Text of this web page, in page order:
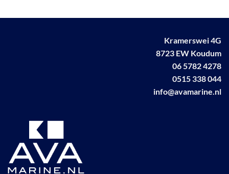
kan
Kramerswei 4G
8723 EW Koudum
06 5782 4278
0515 338 044
info@avamarine.nl